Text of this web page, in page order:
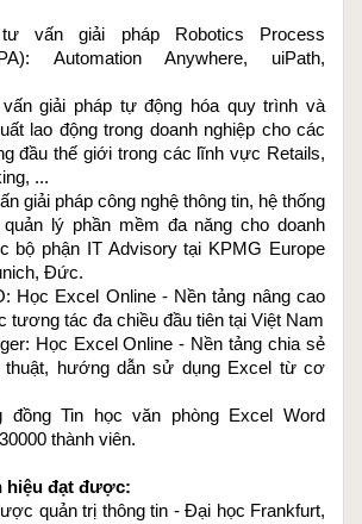
vấn giải pháp Robotics Process
Automation Anywhere, uiPath,
giải pháp tự động hóa quy trình và
lao động trong doanh nghiệp cho các
đầu thế giới trong các lĩnh vực Retails,
...
giải pháp công nghệ thông tin, hệ thống
lý phần mềm đa năng cho doanh
bộ phận IT Advisory tại KPMG Europe
Đức.
Học Excel Online - Nền tảng nâng cao
tương tác đa chiều đầu tiên tại Việt Nam
Học Excel Online - Nền tảng chia sẻ
thuật, hướng dẫn sử dụng Excel từ cơ
đồng Tin học văn phòng Excel Word
thành viên.
hiệu đạt được:
quản trị thông tin - Đại học Frankfurt,